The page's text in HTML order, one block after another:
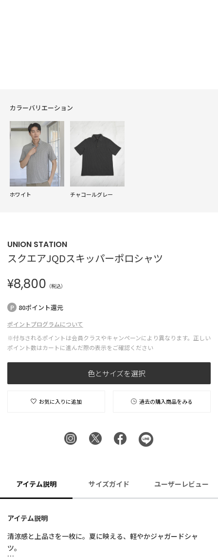
カラーバリエーション
ホワイト チャコールグレー
UNION STATION
スクエアJQDスキッパーポロシャツ
¥8,800 （税込）
80ポイント還元
ポイントプログラムについて
※付与されるポイントは会員クラスやキャンペーンにより異なります。正しい
ポイント数はカートに進んだ際の表示をご確認ください
色とサイズを選択
お気に入りに追加 過去の購入商品をみる
アイテム説明 サイズガイド ユーザーレビュー
アイテム説明
清涼感と上品さを一枚に。夏に映える、軽やかジャガードシャ
ツ。